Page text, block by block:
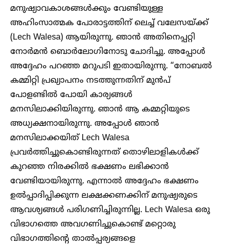
മനുഷ്യാവകാശങ്ങൾക്കും വേണ്ടിയുള്ള
അഹിംസാത്മക പോരാട്ടത്തിന് ലെച്ച് വലേസയ്ക്ക്
(Lech Walesa) ആയിരുന്നു. ഞാൻ അതിനെപ്പറ്റി
നോർമൻ ബൊർലോഗിനോടു ചോദിച്ചു. അപ്പോൾ
അദ്ദേഹം പറഞ്ഞ മറുപടി ഇതായിരുന്നു. “നോബൽ
കമ്മിറ്റി പ്രഖ്യാപനം നടത്തുന്നതിന് മുൻപ്
പോളണ്ടിൽ പോയി കാര്യങ്ങൾ
മനസിലാക്കിയിരുന്നു. ഞാൻ ആ കമ്മറ്റിയുടെ
അധ്യക്ഷനായിരുന്നു. അപ്പോൾ ഞാൻ
മനസിലാക്കയിത് Lech Walesa
പ്രവർത്തിച്ചുകൊണ്ടിരുന്നത് തൊഴിലാളികൾക്ക്
കുറഞ്ഞ നിരക്കിൽ ഭക്ഷണം ലഭിക്കാൻ
വേണ്ടിയായിരുന്നു. എന്നാൽ അദ്ദേഹം ഭക്ഷണം
ഉൽപ്പാദിപ്പിക്കുന്ന ലക്ഷക്കണക്കിന് മനുഷ്യരുടെ
ആവശ്യങ്ങൾ പരിഗണിച്ചിരുന്നില്ല. Lech Walesa ഒരു
വിഭാഗത്തെ അവഗണിച്ചുകൊണ്ട് മറ്റൊരു
വിഭാഗത്തിന്റെ താൽപ്പര്യങ്ങളെ